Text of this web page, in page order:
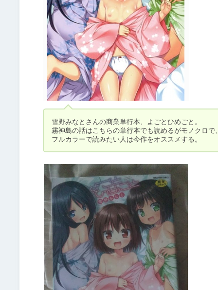
雪野みなとさんの商業単行本、よごとひめごと。
霧神島の話はこちらの単行本でも読めるがモノクロで
フルカラーで読みたい人は今作をオススメする。